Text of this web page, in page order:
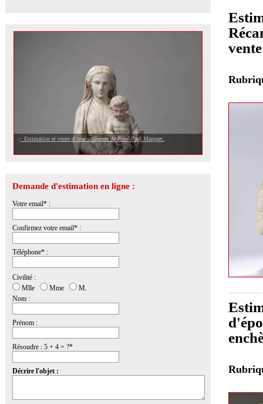
Estimation et vente d\'une sculpture de René-Paul Marquet.
Demande d'estimation en ligne :
Votre email* :
Confirmez votre email* :
Téléphone* :
Civilité :
Mlle
Mme
M.
Nom :
Prénom :
Résoudre : 5 + 4 = ?*
Décrire l'objet :